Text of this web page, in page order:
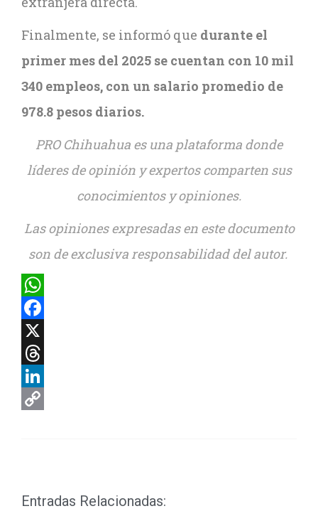
Finalmente, se informó que durante el
primer mes del 2025 se cuentan con 10 mil
340 empleos, con un salario promedio de
978.8 pesos diarios.
PRO Chihuahua es una plataforma donde
líderes de opinión y expertos comparten sus
conocimientos y opiniones.
Las opiniones expresadas en este documento
son de exclusiva responsabilidad del autor.
WhatsApp
Facebook
X
Threads
LinkedIn
Entradas Relacionadas: